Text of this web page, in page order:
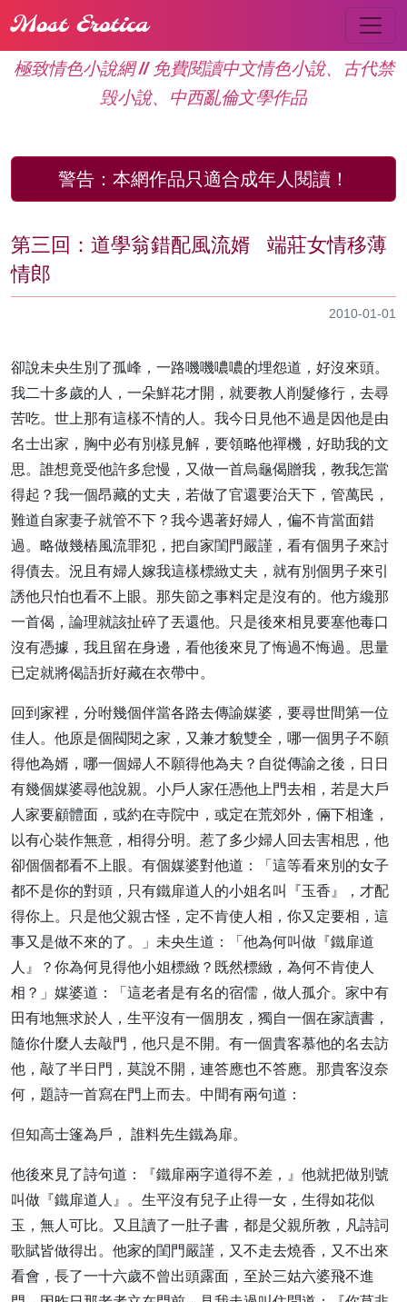
Most Erotica
極致情色小說網 // 免費閱讀中文情色小說、古代禁
毁小說、中西亂倫文學作品
警告： 本網作品只適合成年人閱讀！
第三回：道學翁錯配風流婿 端莊女情移薄
情郎
2010-01-01
卻說未央生別了孤峰，一路嘰嘰噥噥的埋怨道，好沒來頭。
我二十多歲的人，一朵鮮花才開，就要教人削髮修行，去尋
苦吃。世上那有這樣不情的人。我今日見他不過是因他是由
名士出家，胸中必有別樣見解，要領略他禪機，好助我的文
思。誰想竟受他許多怠慢，又做一首烏龜偈贈我，教我怎當
得起？我一個昂藏的丈夫，若做了官還要治天下，管萬民，
難道自家妻子就管不下？我今遇著好婦人，偏不肯當面錯
過。略做幾樁風流罪犯，把自家閨門嚴謹，看有個男子來討
得債去。況且有婦人嫁我這樣標緻丈夫，就有別個男子來引
誘他只怕也看不上眼。那失節之事料定是沒有的。他方纔那
一首偈，論理就該扯碎了丟還他。只是後來相見要塞他毒口
沒有憑據，我且留在身邊，看他後來見了悔過不悔過。思量
已定就將偈語折好藏在衣帶中。
回到家裡，分咐幾個伴當各路去傳諭媒婆，要尋世間第一位
佳人。他原是個閥閱之家，又兼才貌雙全，哪一個男子不願
得他為婿，哪一個婦人不願得他為夫？自從傳諭之後，日日
有幾個媒婆尋他說親。小戶人家任憑他上門去相，若是大戶
人家要顧體面，或約在寺院中，或定在荒郊外，倆下相逢，
以有心裝作無意，相得分明。惹了多少婦人回去害相思，他
卻個個都看不上眼。有個媒婆對他道：「這等看來別的女子
都不是你的對頭，只有鐵扉道人的小姐名叫『玉香』，才配
得你上。只是他父親古怪，定不肯使人相，你又定要相，這
事又是做不來的了。」未央生道：「他為何叫做『鐵扉道
人』？你為何見得他小姐標緻？既然標緻，為何不肯使人
相？」媒婆道：「這老者是有名的宿儒，做人孤介。家中有
田有地無求於人，生平沒有一個朋友，獨自一個在家讀書，
隨你什麼人去敲門，他只是不開。有一個貴客慕他的名去訪
他，敲了半日門，莫說不開，連答應也不答應。那貴客沒奈
何，題詩一首寫在門上而去。中間有兩句道：
但知高士篷為戶， 誰料先生鐵為扉。
他後來見了詩句道：『鐵扉兩字道得不差，』他就把做別號
叫做『鐵扉道人』。生平沒有兒子止得一女，生得如花似
玉，無人可比。又且讀了一肚子書，都是父親所教，凡詩詞
歌賦皆做得出。他家的閨門嚴謹，又不走去燒香，又不出來
看會，長了一十六歲不曾出頭露面，至於三姑六婆飛不進